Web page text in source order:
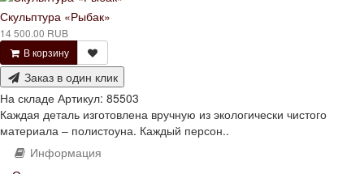
Скульптура «Рыбак»
14 500.00 RUB
В корзину
Заказ в один клик
На складе Артикул: 85503
Каждая деталь изготовлена вручную из экологически чистого
материала – полистоуна. Каждый персон..
Информация